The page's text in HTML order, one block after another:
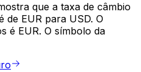
que a taxa de câmbio
de EUR para USD. O
é EUR. O símbolo da